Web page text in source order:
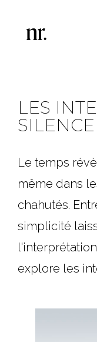
LES
SILENCE
Le temps
même dans
chahutés.
simplicité
explore les